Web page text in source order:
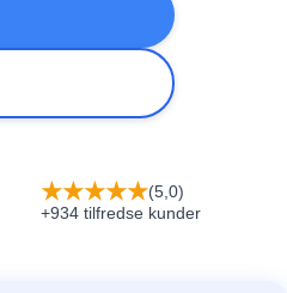
★★★★★(5,0)
+934 tilfredse kunder